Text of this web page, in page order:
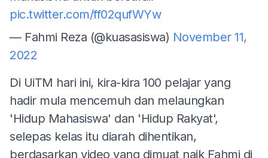
pic.twitter.com/ff02qufWYw
— Fahmi Reza (@kuasasiswa) November 11,
2022
Di UiTM hari ini, kira-kira 100 pelajar yang
hadir mula mencemuh dan melaungkan
'Hidup Mahasiswa' dan 'Hidup Rakyat',
selepas kelas itu diarah dihentikan,
berdasarkan video yang dimuat naik Fahmi di